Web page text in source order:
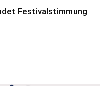
Festivalstimmung